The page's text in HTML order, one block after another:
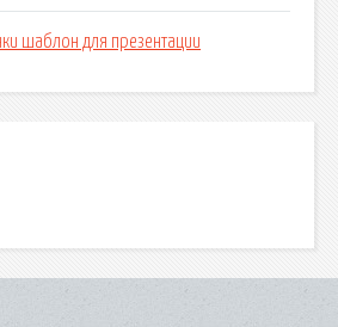
шаблон для презентации